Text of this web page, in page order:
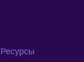
Ресурсы